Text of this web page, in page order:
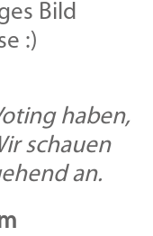
Bild
:)
haben,
schauen
an.